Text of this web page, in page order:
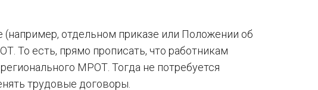
(например, отдельном приказе или Положении об
То есть, прямо прописать, что работникам
МРОТ. Тогда не потребуется
трудовые договоры.